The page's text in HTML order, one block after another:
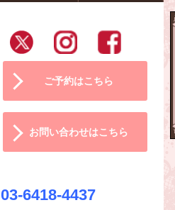
ご予約はこちら
お問い合わせはこちら
03-6418-4437